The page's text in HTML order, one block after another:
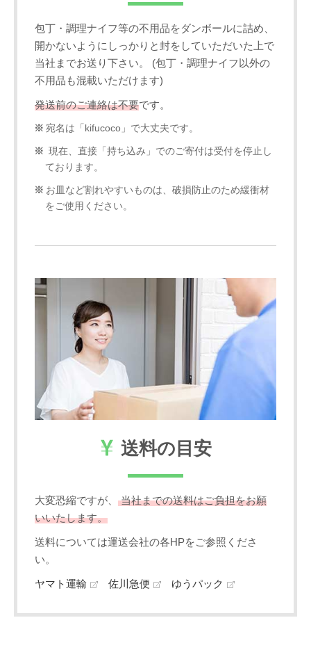
包丁・調理ナイフ等の不用品をダンボールに詰め、
開かないようにしっかりと封をしていただいた上で
当社までお送り下さい。 (包丁・調理ナイフ以外の
不用品も混載いただけます)
発送前のご連絡は不要です。
宛名は「kifucoco」で大丈夫です。
現在、直接「持ち込み」でのご寄付は受付を停止し
ております。
お皿など割れやすいものは、破損防止のため緩衝材
をご使用ください。
送料の目安
大変恐縮ですが、 当社までの送料はご負担をお願
いいたします。
送料については運送会社の各HPをご参照くださ
い。
ヤマト運輸 佐川急便 ゆうパック